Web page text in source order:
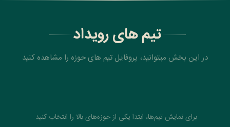
تیم های رویداد
در این بخش میتوانید، پروفایل تیم های حوزه را مشاهده کنید
برای نمایش تیم‌ها، ابتدا یکی از حوزه‌های بالا را انتخاب کنید.